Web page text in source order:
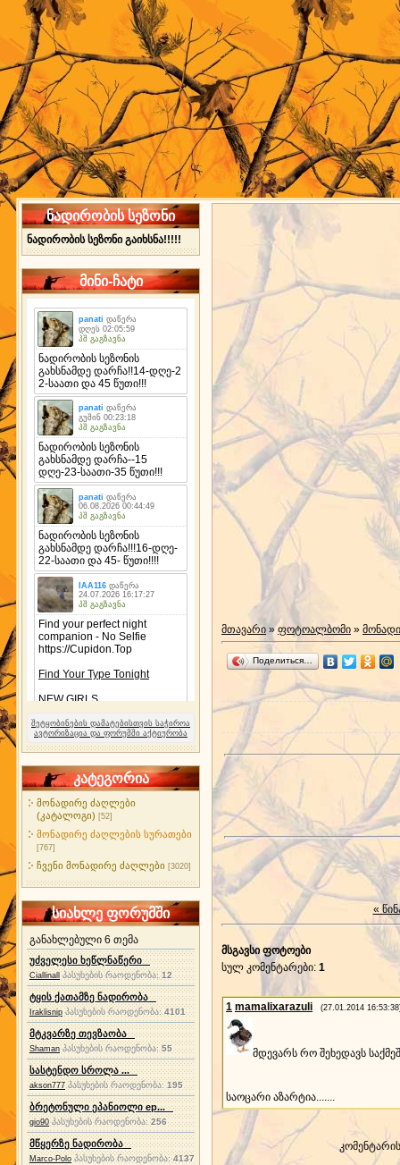
ნადირობის სეზონი
ნადირობის სეზონი გაიხსნა!!!!!
მინი-ჩატი
შეტყობინების დამატებისთვის საჭიროა
ავტორიზაცია და ფორუმში აქტიურობა
კატეგორია
მონადირე ძაღლები
(კატალოგი) [52]
მონადირე ძაღლების სურათები
[767]
ჩვენი მონადირე ძაღლები [3020]
სიახლე ფორუმში
განახლებული 6 თემა
უძველესი ხეწლნაწერი
Ciallinall პასუხების რაოდენობა:12
ტყის ქათამზე ნადირობა
Iraklisnip პასუხების რაოდენობა: 4101
მტკვარზე თევზაობა
Shaman პასუხების რაოდენობა:55
სასტენდო სროლა ...
akson777 პასუხების რაოდენობა:195
ბრეტონული ეპანიოლი ep...
gio90 პასუხების რაოდენობა:256
მწყერზე ნადირობა
Marco-Polo პასუხების რაოდენობა:4137
მთავარი »ფოტოალბომი »
Поделиться…
«
მსგავსი ფოტოები
სულ კომენტარები: 1
1 mamalixarazuli (27.01.2014
მდევარს რო შეხედავს
საოცარი აზარტია.......